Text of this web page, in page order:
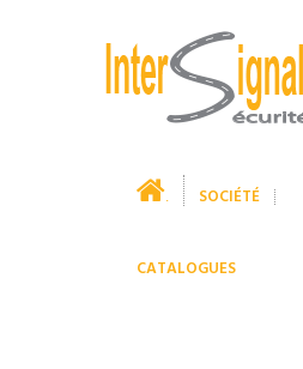
SOCIÉTÉ
CATALOGUES